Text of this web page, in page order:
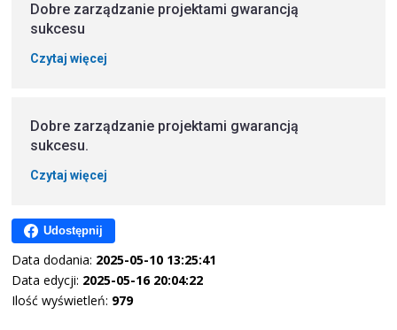
Dobre zarządzanie projektami gwarancją
sukcesu
Czytaj więcej
Dobre zarządzanie projektami gwarancją
sukcesu.
Czytaj więcej
Udostępnij
Data dodania: 2025-05-10 13:25:41
Data edycji: 2025-05-16 20:04:22
Ilość wyświetleń: 979